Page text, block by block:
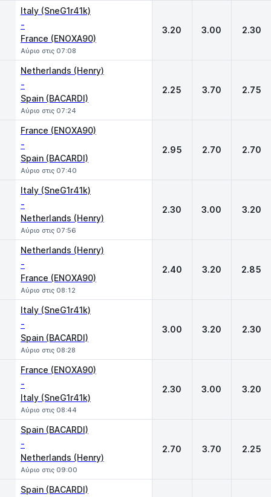
Italy (SneG1r41k)
-
France (ENOXA90)
Αύριο στις 07:08
3.20 3.00 2.30
Netherlands (Henry)
-
Spain (BACARDI)
Αύριο στις 07:24
2.25 3.70 2.75
France (ENOXA90)
-
Spain (BACARDI)
Αύριο στις 07:40
2.95 2.70 2.70
Italy (SneG1r41k)
-
Netherlands (Henry)
Αύριο στις 07:56
2.30 3.00 3.20
Netherlands (Henry)
-
France (ENOXA90)
Αύριο στις 08:12
2.40 3.20 2.85
Italy (SneG1r41k)
-
Spain (BACARDI)
Αύριο στις 08:28
3.00 3.20 2.30
France (ENOXA90)
-
Italy (SneG1r41k)
Αύριο στις 08:44
2.30 3.00 3.20
Spain (BACARDI)
-
Netherlands (Henry)
Αύριο στις 09:00
2.70 3.70 2.25
Spain (BACARDI)